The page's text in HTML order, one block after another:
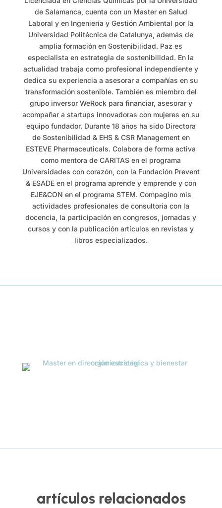
de Salamanca, cuenta con un Master en Salud
Laboral y en Ingeniería y Gestión Ambiental por la
Universidad Politécnica de Catalunya, además de
amplia formación en Sostenibilidad. Paz es
especialista en estrategia de sostenibilidad. En la
actualidad trabaja como profesional independiente y
dedica su experiencia a asesorar a compañías en su
transformación sostenible. También es miembro del
grupo inversor WeRock para financiar, asesorar y
acompañar a startups innovadoras con mujeres en su
equipo fundador. Durante 18 años ha sido Directora
de Sostenibilidad & EHS & CSR Management en
ESTEVE Pharmaceuticals. Colabora de forma activa
como mentora de CARITAS en el programa
Universidades con corazón, con la Fundación Prevent
& ESADE en el programa aprende y emprende y con
EJE&CON en el programa STEM. Compagino mis
actividades profesionales de consultoria con la
docencia, la participación en congresos, jornadas y
cursos y con la publicación artículos en revistas y
libros especializados.
artículos relacionados